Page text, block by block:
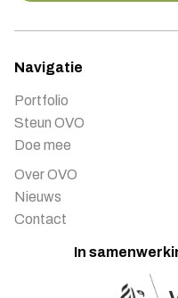
Navigatie
Portfolio
Steun OVO
Doe mee
Over OVO
Nieuws
Contact
In